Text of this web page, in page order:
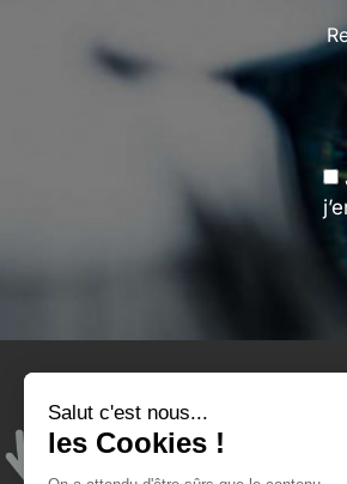
Qui
Salut c'est nous...
les Cookies !